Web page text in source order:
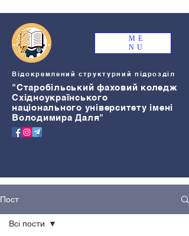
ME
NU
Відокремлений структурний підрозділ
"Старобільський фаховий коледж
Східноукраїнського
національного університету імені
Володимира Даля"
Пост
Всі пости